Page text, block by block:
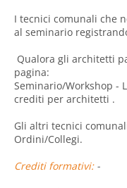
I tecnici comunali che
al seminario
Qualora gli architetti
pagina:
Seminario/Workshop -
crediti per architetti .
Gli altri tecnici
Ordini/Collegi.
Crediti formativi:-